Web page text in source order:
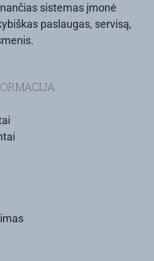
sistemas įmonė
paslaugas, servisą,